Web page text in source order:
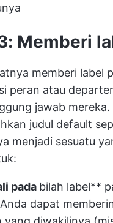
Memberi
memberi label
peran atau
jawab mereka.
judul default
menjadi sesuatu
pada bilah label**
dapat